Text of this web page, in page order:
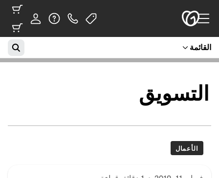
القائمة
التسويق
الأعمال